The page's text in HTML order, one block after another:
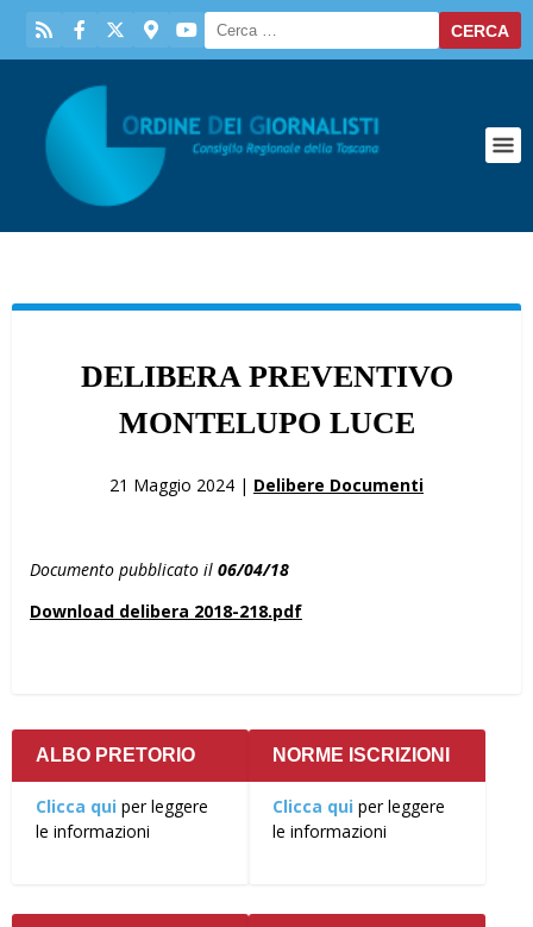
DELIBERA PREVENTIVO
MONTELUPO LUCE
21 Maggio 2024 | Delibere Documenti
Documento pubblicato il 06/04/18
Download delibera 2018-218.pdf
ALBO PRETORIO
Clicca qui per leggere
le informazioni
NORME ISCRIZIONI
Clicca qui per leggere
le informazioni